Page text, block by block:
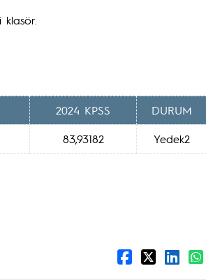
2024 KPSS
DURUM
83,93182 Yedek2